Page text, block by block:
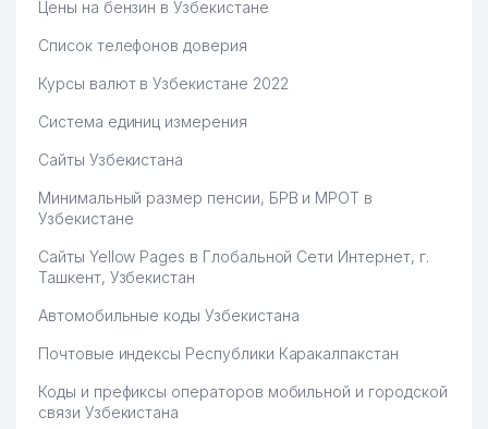
Цены на бензин в Узбекистане
Список телефонов доверия
Курсы валют в Узбекистане 2022
Система единиц измерения
Сайты Узбекистана
Минимальный размер пенсии, БРВ и МРОТ в
Узбекистане
Сайты Yellow Pages в Глобальной Сети Интернет, г.
Ташкент, Узбекистан
Автомобильные коды Узбекистана
Почтовые индексы Республики Каракалпакстан
Коды и префиксы операторов мобильной и городской
связи Узбекистана